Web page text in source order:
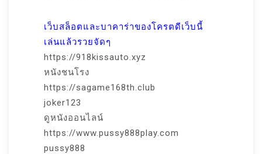
เว็บสล็อตและบาคาร่าของโครตดีเว็บนี้
เล่นแล้วรวยจัดๆ
https://918kissauto.xyz
หนังชนโรง
https://sagame168th.club
joker123
ดูหนังออนไลน์
https://www.pussy888play.com
pussy888